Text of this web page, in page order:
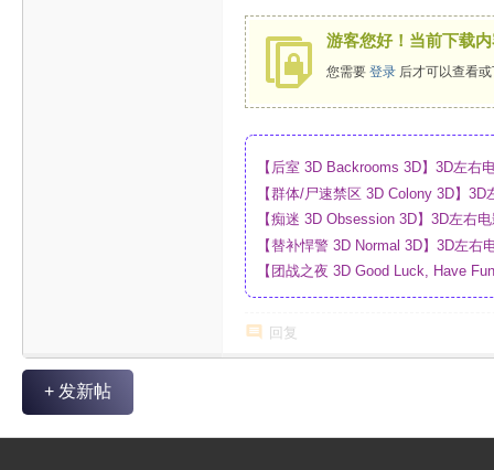
游客您好！当前下载
您需要 登录 后才可以查看
【后室 3D Backrooms 3D】3D左右
【群体/尸速禁区 3D Colony 3D】
_网盘
【痴迷 3D Obsession 3D】3D左右
【替补悍警 3D Normal 3D】3D左
【团战之夜 3D Good Luck, Have
回复
+ 发新帖